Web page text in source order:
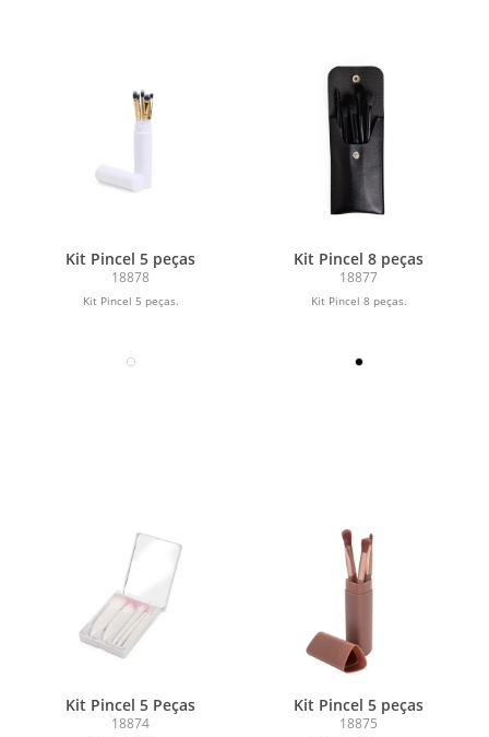
Kit Pincel 5 peças
18878
Kit Pincel 5 peças.
Kit Pincel 8 peças
18877
Kit Pincel 8 peças.
Kit Pincel 5 Peças
18874
Kit Pincel 5 peças
18875